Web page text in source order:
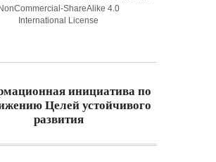
NonCommercial-ShareAlike 4.0
International License
инициатива по
Целей устойчивого
развития